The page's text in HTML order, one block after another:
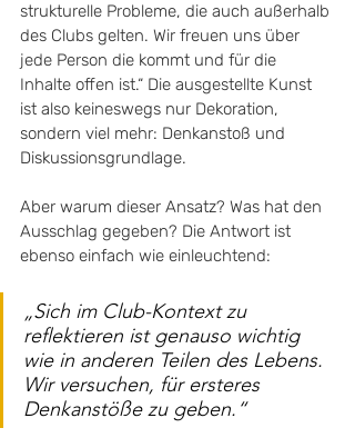
strukturelle Probleme, die auch außerhalb
des Clubs gelten. Wir freuen uns über
jede Person die kommt und für die
Inhalte offen ist.“ Die ausgestellte Kunst
ist also keineswegs nur Dekoration,
sondern viel mehr: Denkanstoß und
Diskussionsgrundlage.
Aber warum dieser Ansatz? Was hat den
Ausschlag gegeben? Die Antwort ist
ebenso einfach wie einleuchtend:
„Sich im Club-Kontext zu
reflektieren ist genauso wichtig
wie in anderen Teilen des Lebens.
Wir versuchen, für ersteres
Denkanstöße zu geben.“